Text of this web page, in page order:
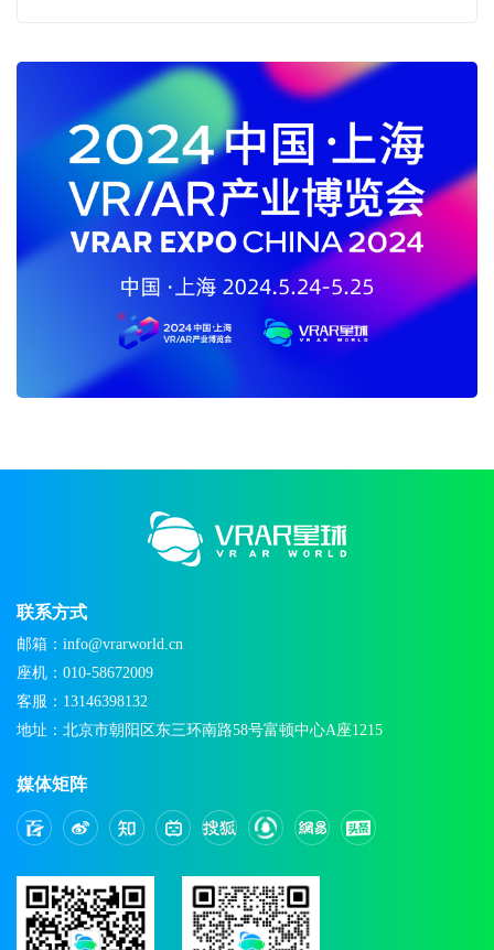
联系方式
邮箱：info@vrarworld.cn
座机：010-58672009
客服：13146398132
地址：北京市朝阳区东三环南路58号富顿中心A座1215
媒体矩阵